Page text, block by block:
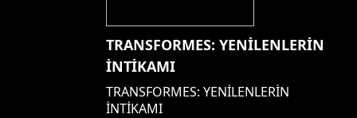
TRANSFORMES: YENİLENLERİN
İNTİKAMI
TRANSFORMES: YENİLENLERİN
İNTİKAMI